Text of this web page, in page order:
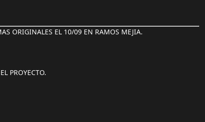
ORIGINALES EL 10/09 EN RAMOS MEJIA.
PROYECTO.